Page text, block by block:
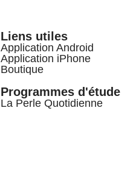
Liens utiles
Application Android
Application iPhone
Boutique
Programmes d'étude
La Perle Quotidienne